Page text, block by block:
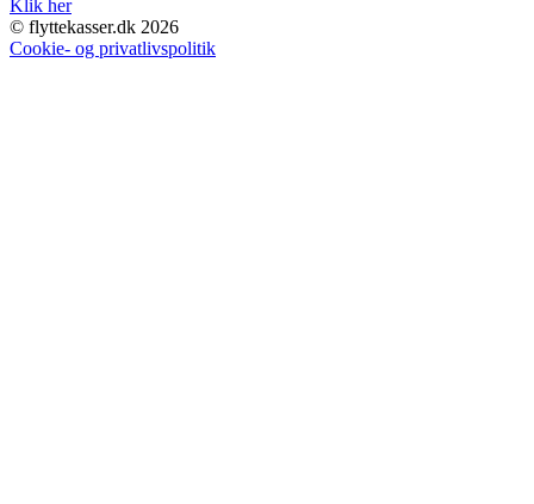
Klik her
© flyttekasser.dk 2026
Cookie- og privatlivspolitik